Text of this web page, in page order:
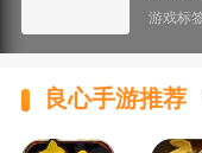
游戏标
良心手游推荐